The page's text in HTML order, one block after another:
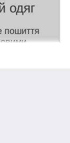
одяг
пошиття
Діє гнучка
знижок від